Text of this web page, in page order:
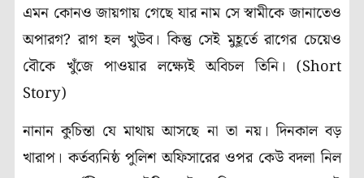
এমন কোনও জায়গায় গেছে যার নাম সে স্বামীকে জানাতেও
অপারগ? রাগ হল খুউব। কিন্তু সেই মুহূর্তে রাগের চেয়েও
বৌকে খুঁজে পাওয়ার লক্ষ্যেই অবিচল তিনি। (Short
Story)
নানান কুচিন্তা যে মাথায় আসছে না তা নয়। দিনকাল বড়
খারাপ। কর্তব্যনিষ্ঠ পুলিশ অফিসারের ওপর কেউ বদলা নিল